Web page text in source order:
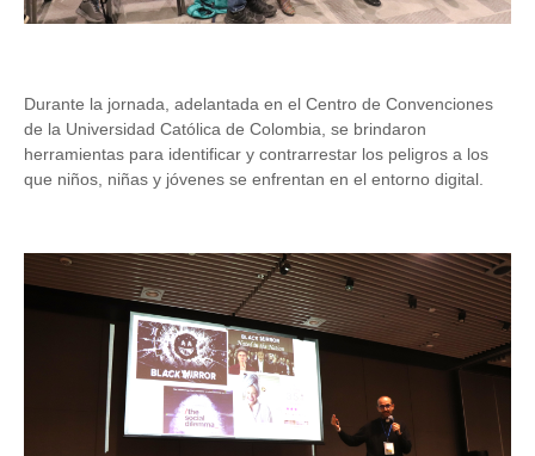
Durante la jornada, adelantada en el Centro de Convenciones
de la Universidad Católica de Colombia, se brindaron
herramientas para identificar y contrarrestar los peligros a los
que niños, niñas y jóvenes se enfrentan en el entorno digital.